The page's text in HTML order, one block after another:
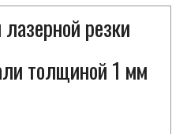
резки
толщиной 1 мм